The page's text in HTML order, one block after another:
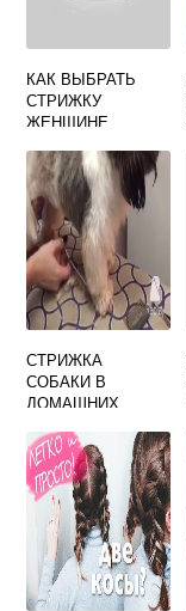
КАК ВЫБРАТЬ
СТРИЖКУ
ЖЕНЩИНЕ
СТРИЖКА
СОБАКИ В
ДОМАШНИХ